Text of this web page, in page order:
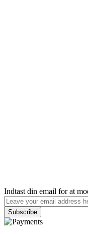
Indtast din email for at